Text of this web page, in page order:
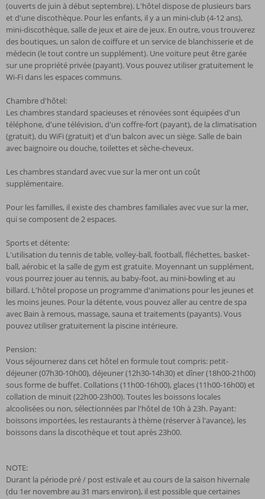
(ouverts de juin à début septembre). L'hôtel dispose de plusieurs bars
et d'une discothèque. Pour les enfants, il y a un mini-club (4-12 ans),
mini-discothèque, salle de jeux et aire de jeux. En outre, vous trouverez
des boutiques, un salon de coiffure et un service de blanchisserie et de
médecin (le tout contre un supplément). Une voiture peut être garée
sur une propriété privée (payant). Vous pouvez utiliser gratuitement le
Wi-Fi dans les espaces communs.
Chambre d'hôtel:
Les chambres standard spacieuses et rénovées sont équipées d'un
téléphone, d'une télévision, d'un coffre-fort (payant), de la climatisation
(gratuit), du WiFi (gratuit) et d'un balcon avec un siège. Salle de bain
avec baignoire ou douche, toilettes et sèche-cheveux.
Les chambres standard avec vue sur la mer ont un coût
supplémentaire.
Pour les familles, il existe des chambres familiales avec vue sur la mer,
qui se composent de 2 espaces.
Sports et détente:
L'utilisation du tennis de table, volley-ball, football, fléchettes, basket-
ball, aérobic et la salle de gym est gratuite. Moyennant un supplément,
vous pourrez jouer au tennis, au baby-foot, au mini-bowling et au
billard. L'hôtel propose un programme d'animations pour les jeunes et
les moins jeunes. Pour la détente, vous pouvez aller au centre de spa
avec Bain à remous, massage, sauna et traitements (payants). Vous
pouvez utiliser gratuitement la piscine intérieure.
Pension:
Vous séjournerez dans cet hôtel en formule tout compris: petit-
déjeuner (07h30-10h00), déjeuner (12h30-14h30) et dîner (18h00-21h00)
sous forme de buffet. Collations (11h00-16h00), glaces (11h00-16h00) et
collation de minuit (22h00-23h00). Toutes les boissons locales
alcoolisées ou non, sélectionnées par l'hôtel de 10h à 23h. Payant:
boissons importées, les restaurants à thème (réserver à l'avance), les
boissons dans la discothèque et tout après 23h00.
NOTE:
Durant la période pré / post estivale et au cours de la saison hivernale
(du 1er novembre au 31 mars environ), il est possible que certaines